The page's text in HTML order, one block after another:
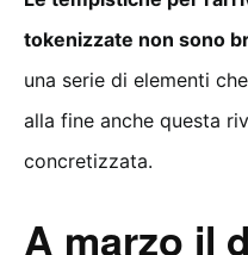
tokenizzate non sono
una serie di elementi
alla fine anche questa
concretizzata.
A marzo il